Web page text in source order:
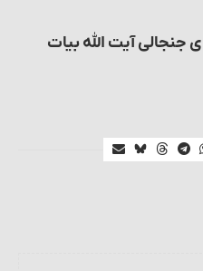
جنجالی آیت الله بیات